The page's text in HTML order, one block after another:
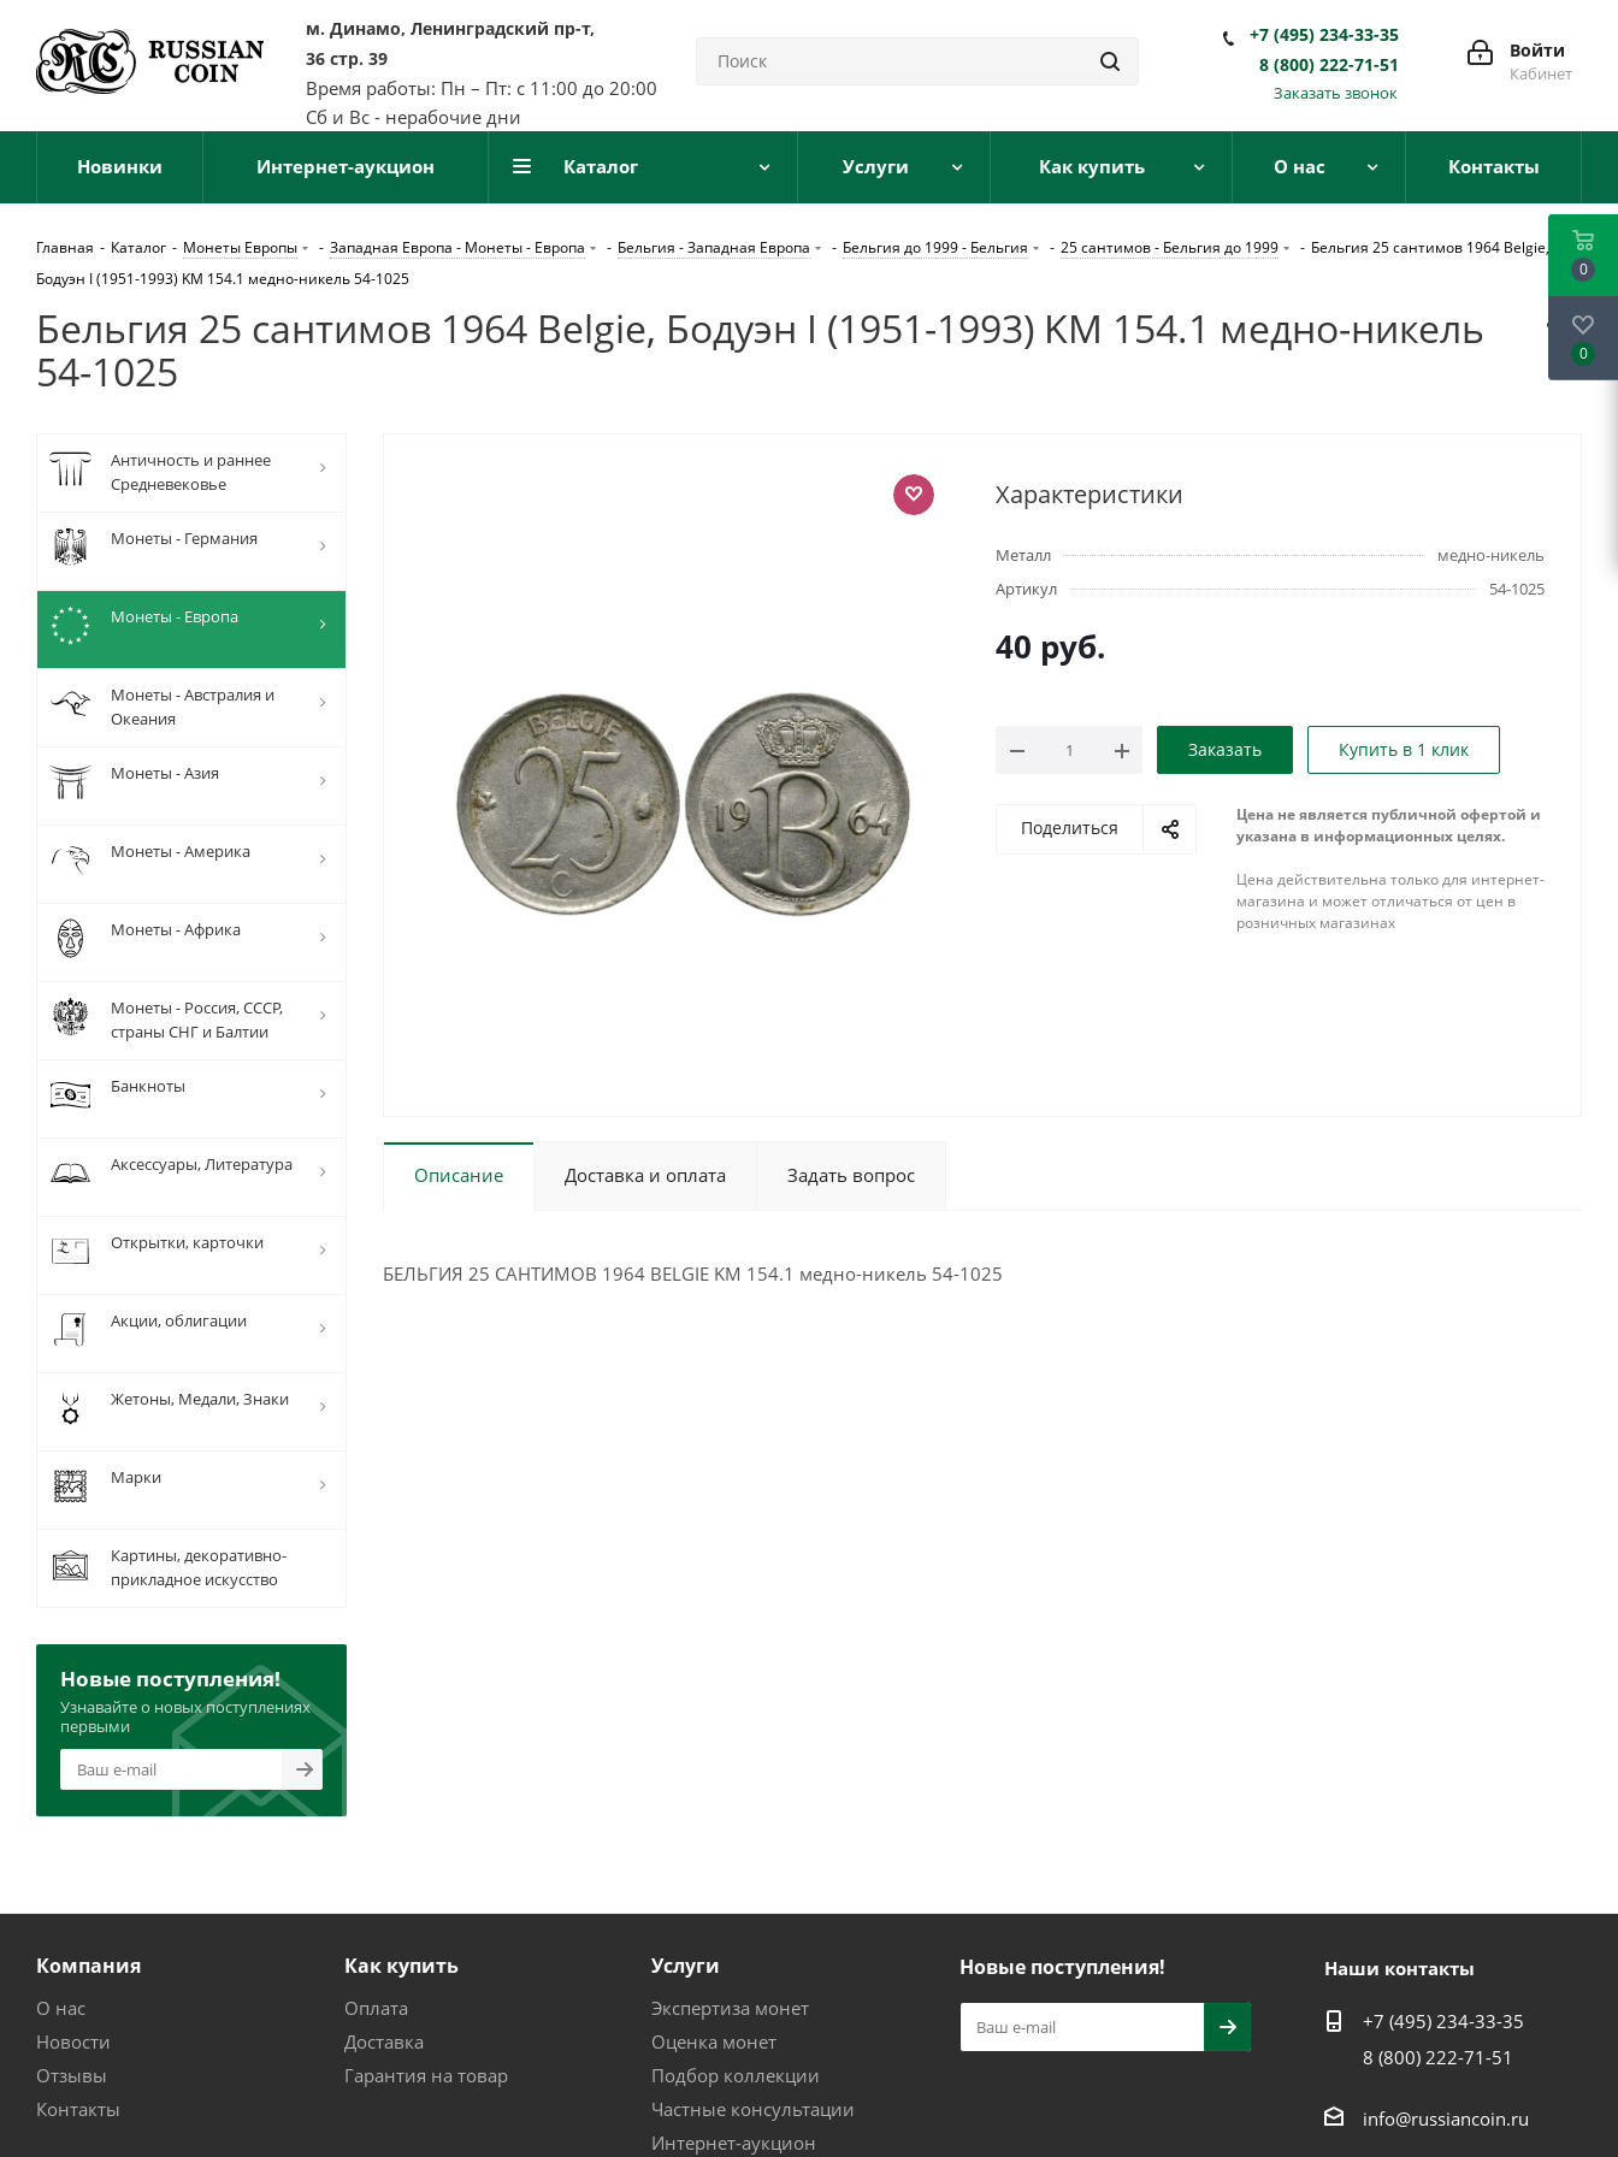
м. Динамо, Ленинградский пр-т,
36 стр. 39
Время работы: Пн – Пт: с 11:00 до 20:00
Сб и Вс - нерабочие дни
Войти
Кабинет
+7 (495) 234-33-35
8 (800) 222-71-51
Заказать звонок
Новинки Интернет-аукцион Каталог Услуги Как купить О нас Контакты
Главная - Каталог - Монеты Европы - Западная Европа - Монеты - Европа - Бельгия - Западная Европа - Бельгия до 1999 - Бельгия - 25 сантимов - Бельгия до 1999 - Бельгия 25 сантимов 1964 Belgie,
Бодуэн I (1951-1993) KM 154.1 медно-никель 54-1025
Бельгия 25 сантимов 1964 Belgie, Бодуэн I (1951-1993) KM 154.1 медно-никель
54-1025
Характеристики
Металл
медно-никель
Артикул
54-1025
40 руб.
Заказать Купить в 1 клик
Поделиться
Цена не является публичной офертой и
указана в информационных целях.
Цена действительна только для интернет-
магазина и может отличаться от цен в
розничных магазинах
Описание Доставка и оплата Задать вопрос
БЕЛЬГИЯ 25 САНТИМОВ 1964 BELGIE KM 154.1 медно-никель 54-1025
Античность и раннее
Средневековье
Монеты - Германия
Монеты - Европа
Монеты - Австралия и
Океания
Монеты - Азия
Монеты - Америка
Монеты - Африка
Монеты - Россия, СССР,
страны СНГ и Балтии
Банкноты
Аксессуары, Литература
Открытки, карточки
Акции, облигации
Жетоны, Медали, Знаки
Марки
Картины, декоративно-
прикладное искусство
Новые поступления!
Узнавайте о новых поступлениях
первыми
Компания
О нас
Новости
Отзывы
Контакты
Как купить
Оплата
Доставка
Гарантия на товар
Услуги
Экспертиза монет
Оценка монет
Подбор коллекции
Частные консультации
Интернет-аукцион
Новые поступления! Наши контакты
+7 (495) 234-33-35
8 (800) 222-71-51
info@russiancoin.ru
0
0